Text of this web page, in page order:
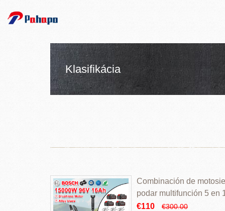
Klasifikácia
Combinación de
podar multifunción 5 en
€110
€300.00